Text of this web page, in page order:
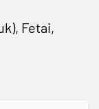
Fetai,